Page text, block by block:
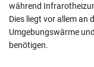
während
Dies liegt vor allem an
Umgebungswärme
benötigen.